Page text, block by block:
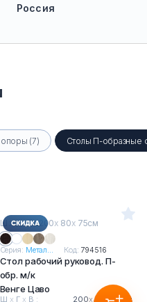
Россия
(7) Столы П-образные
Ш хГхВ : 200х 80х 75см
Серия: Метал... Код: 794516
Стол рабочий руковод. П-
обр. м/к
Венге Цаво
Ш х Г х В : 200х80х75см